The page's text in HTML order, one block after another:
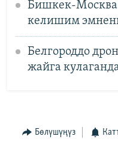
Бишкек-
келишим
Белгороддо
жайга
Бөлүшүңүз